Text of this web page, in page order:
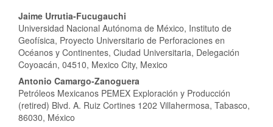
Contenido
principal
del
artículo
Jaime Urrutia-Fucugauchi
Universidad Nacional Autónoma de México, Instituto de
Geofísica, Proyecto Universitario de Perforaciones en
Océanos y Continentes, Ciudad Universitaria, Delegación
Coyoacán, 04510, Mexico City, Mexico
Antonio Camargo-Zanoguera
Petróleos Mexicanos PEMEX Exploración y Producción
(retired) Blvd. A. Ruiz Cortines 1202 Villahermosa, Tabasco,
86030, México